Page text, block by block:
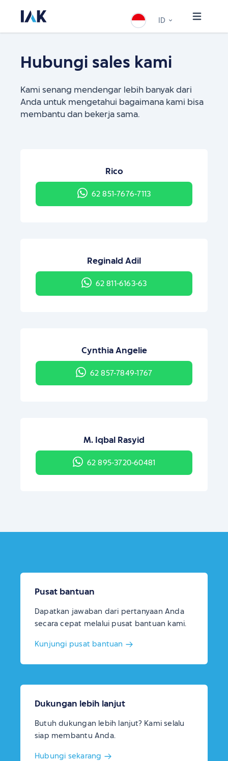
ID
Hubungi sales kami
Kami senang mendengar lebih banyak dari
Anda untuk mengetahui bagaimana kami bisa
membantu dan bekerja sama.
Rico
62 851-7676-7113
Reginald Adil
62 811-6163-63
Cynthia Angelie
62 857-7849-1767
M. Iqbal Rasyid
62 895-3720-60481
Pusat bantuan
Dapatkan jawaban dari pertanyaan Anda
secara cepat melalui pusat bantuan kami.
Kunjungi pusat bantuan
Dukungan lebih lanjut
Butuh dukungan lebih lanjut? Kami selalu
siap membantu Anda.
Hubungi sekarang